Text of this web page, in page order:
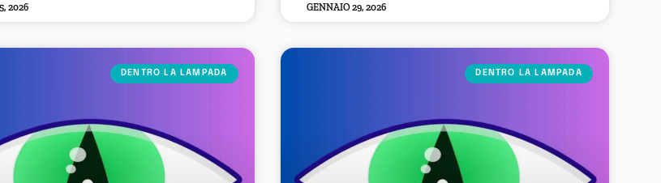
2026 GENNAIO 29, 2026
DENTRO LA LAMPADA DENTRO LA LAMPADA